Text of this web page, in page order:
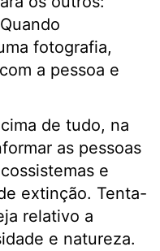
fotografia,
a pessoa e
de tudo, na
as pessoas
e
extinção. Tenta-
relativo a
e natureza.